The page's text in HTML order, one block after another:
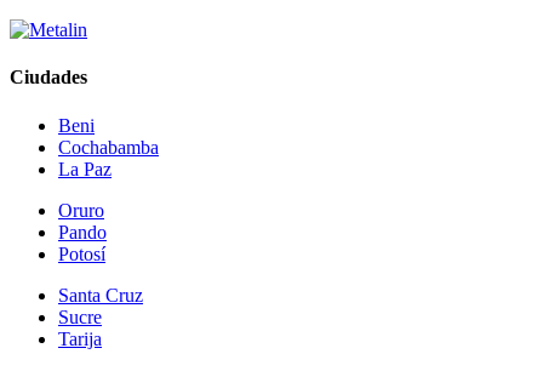
Ciudades
Beni
Cochabamba
La Paz
Oruro
Pando
Potosí
Santa Cruz
Sucre
Tarija